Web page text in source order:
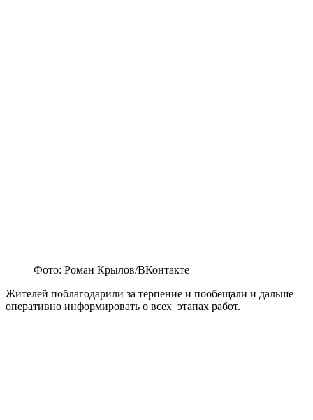
Фото: Роман Крылов/ВКонтакте
Жителей поблагодарили за терпение и пообещали и дальше
оперативно информировать о всех этапах работ.